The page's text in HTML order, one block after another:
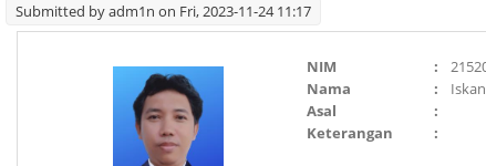
Submitted byadm1n on Fri, 2023-11-24 11:17
NIM :
Nama
:
Asal
:
Keterangan
: